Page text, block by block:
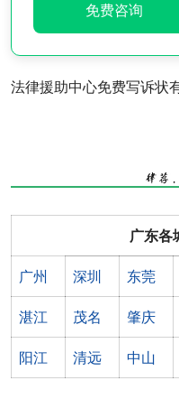
免费咨询
法律援助中心免费写诉状
广东各
广州 深圳 东莞
湛江 茂名 肇庆
阳江 清远 中山